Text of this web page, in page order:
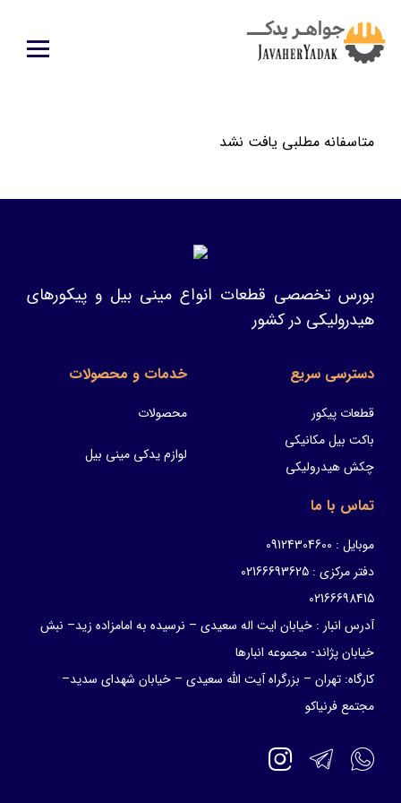
متاسفانه مطلبی یافت نشد
بورس تخصصی قطعات انواع مینی بیل و پیکورهای
هیدرولیکی در کشور
دسترسی سریع
قطعات پیکور
باکت بیل مکانیکی
چکش هیدرولیکی
خدمات و محصولات
محصولات
لوازم یدکی مینی بیل
تماس با ما
موبایل : 09124304600
دفتر مرکزی : 02166693625
02166698415
آدرس انبار : خیابان ایت اله سعیدی – نرسیده به امامزاده زید– نبش
خیابان پژاند- مجموعه انبارها
کارگاه: تهران – بزرگراه آیت الله سعیدی – خیابان شهدای سدید–
مجتمع فرنیاکو